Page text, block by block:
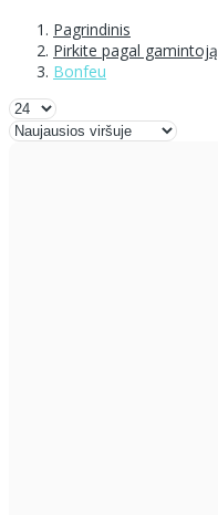
Pagrindinis
Pirkite pagal gamintoją
Bonfeu